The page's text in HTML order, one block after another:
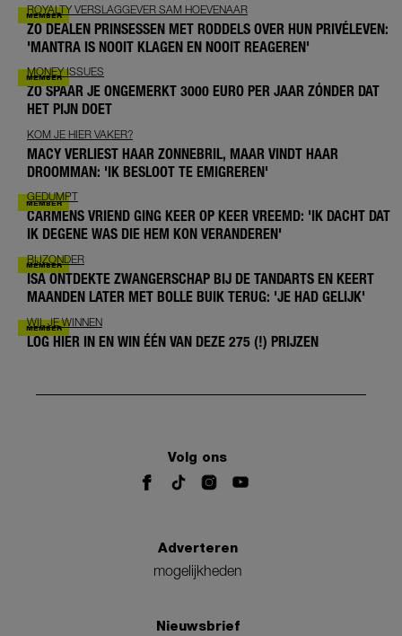
ROYALTY VERSLAGGEVER SAM HOEVENAAR
ZO DEALEN PRINSESSEN MET RODDELS OVER HUN PRIVÉLEVEN:
'MANTRA IS NOOIT KLAGEN EN NOOIT REAGEREN'
MONEY ISSUES
ZO SPAAR JE ONGEMERKT 3000 EURO PER JAAR ZÓNDER DAT
HET PIJN DOET
KOM JE HIER VAKER?
MACY VERLIEST HAAR ZONNEBRIL, MAAR VINDT HAAR
DROOMMAN: 'IK BESLOOT TE EMIGREREN'
GEDUMPT
CARMENS VRIEND GING KEER OP KEER VREEMD: 'IK DACHT DAT
IK DEGENE WAS DIE HEM KON VERANDEREN'
BIJZONDER
ISA ONTDEKTE ZWANGERSCHAP BIJ DE TANDARTS EN KEERT
MAANDEN LATER MET BOLLE BUIK TERUG: 'JE HAD GELIJK'
WIL JE WINNEN
LOG HIER IN EN WIN ÉÉN VAN DEZE 275 (!) PRIJZEN
Volg ons
Adverteren
mogelijkheden
Nieuwsbrief